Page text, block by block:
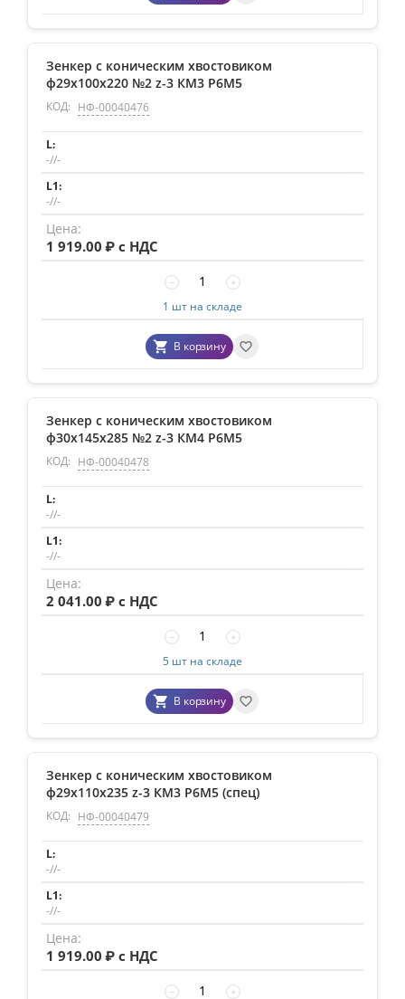
Зенкер с коническим хвостовиком
ф29х100х220 №2 z-3 КМ3 Р6М5
КОД: НФ-00040476
-//-
-//-
1 919.00 ₽ с НДС
+
−
1 шт на складе
В корзину
Зенкер с коническим хвостовиком
ф30х145х285 №2 z-3 КМ4 Р6М5
КОД: НФ-00040478
-//-
-//-
2 041.00 ₽ с НДС
+
−
5 шт на складе
В корзину
Зенкер с коническим хвостовиком
ф29х110х235 z-3 КМ3 Р6М5 (спец)
КОД: НФ-00040479
-//-
-//-
1 919.00 ₽ с НДС
+
−